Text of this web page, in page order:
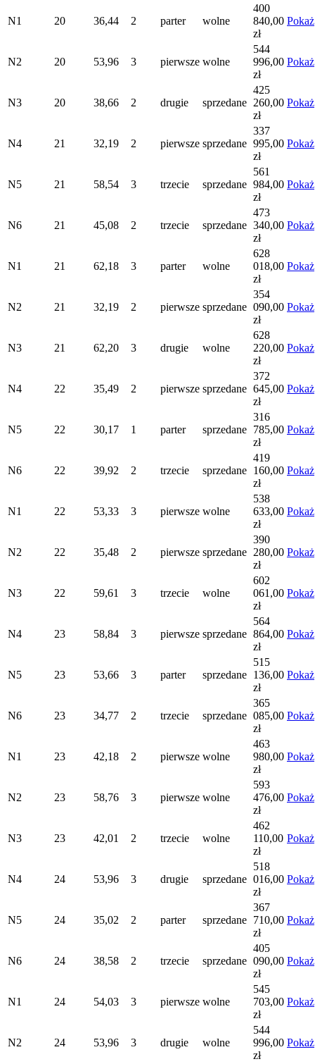
N1 20 36,44 2 parter wolne
400
840,00
zł
Pokaż
N2 20 53,96 3 pierwsze wolne
544
996,00
zł
Pokaż
N3 20 38,66 2 drugie sprzedane
425
260,00
zł
Pokaż
N4 21 32,19 2 pierwsze sprzedane
337
995,00
zł
Pokaż
N5 21 58,54 3 trzecie sprzedane
561
984,00
zł
Pokaż
N6 21 45,08 2 trzecie sprzedane
473
340,00
zł
Pokaż
N1 21 62,18 3 parter wolne
628
018,00
zł
Pokaż
N2 21 32,19 2 pierwsze sprzedane
354
090,00
zł
Pokaż
N3 21 62,20 3 drugie wolne
628
220,00
zł
Pokaż
N4 22 35,49 2 pierwsze sprzedane
372
645,00
zł
Pokaż
N5 22 30,17 1 parter sprzedane
316
785,00
zł
Pokaż
N6 22 39,92 2 trzecie sprzedane
419
160,00
zł
Pokaż
N1 22 53,33 3 pierwsze wolne
538
633,00
zł
Pokaż
N2 22 35,48 2 pierwsze sprzedane
390
280,00
zł
Pokaż
N3 22 59,61 3 trzecie wolne
602
061,00
zł
Pokaż
N4 23 58,84 3 pierwsze sprzedane
564
864,00
zł
Pokaż
N5 23 53,66 3 parter sprzedane
515
136,00
zł
Pokaż
N6 23 34,77 2 trzecie sprzedane
365
085,00
zł
Pokaż
N1 23 42,18 2 pierwsze wolne
463
980,00
zł
Pokaż
N2 23 58,76 3 pierwsze wolne
593
476,00
zł
Pokaż
N3 23 42,01 2 trzecie wolne
462
110,00
zł
Pokaż
N4 24 53,96 3 drugie sprzedane
518
016,00
zł
Pokaż
N5 24 35,02 2 parter sprzedane
367
710,00
zł
Pokaż
N6 24 38,58 2 trzecie sprzedane
405
090,00
zł
Pokaż
N1 24 54,03 3 pierwsze wolne
545
703,00
zł
Pokaż
N2 24 53,96 3 drugie wolne
544
996,00
zł
Pokaż